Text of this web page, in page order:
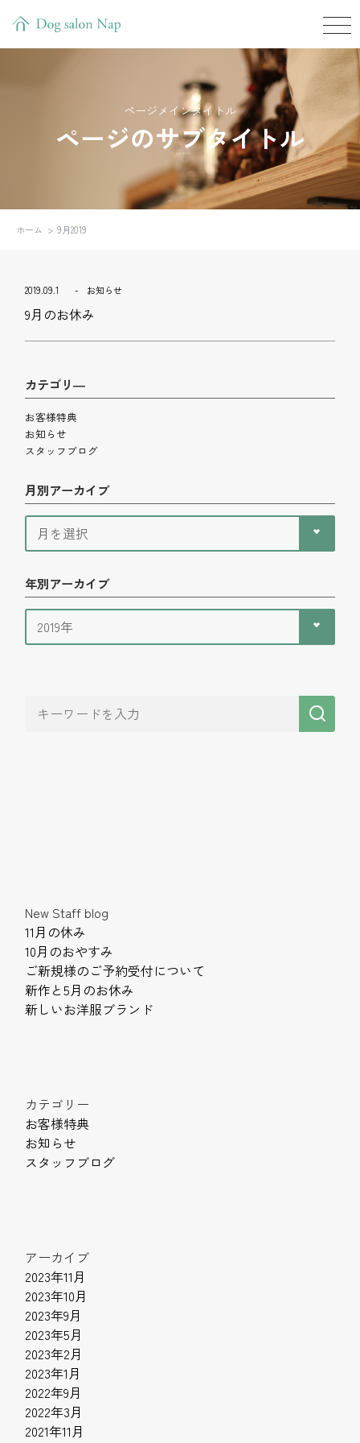
ページメインタイトル
ページのサブタイトル
ホーム 9月2019
2019.09.1 お知らせ
9月のお休み
カテゴリ―
お客様特典
お知らせ
スタッフブログ
月別アーカイブ
年別アーカイブ
New Staff blog
11月の休み
10月のおやすみ
ご新規様のご予約受付について
新作と5月のお休み
新しいお洋服ブランド
カテゴリー
お客様特典
お知らせ
スタッフブログ
アーカイブ
2023年11月
2023年10月
2023年9月
2023年5月
2023年2月
2023年1月
2022年9月
2022年3月
2021年11月